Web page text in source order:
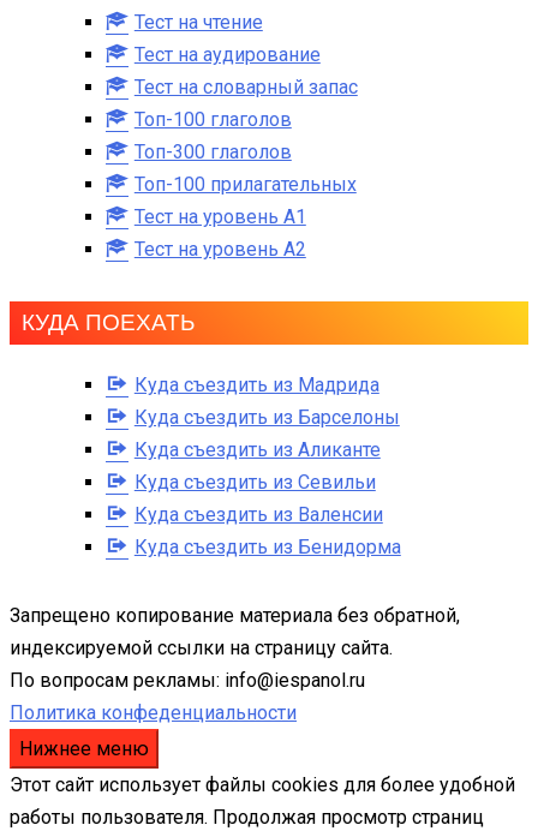
Тест на чтение
Тест на аудирование
Тест на словарный запас
Топ-100 глаголов
Топ-300 глаголов
Топ-100 прилагательных
Тест на уровень A1
Тест на уровень A2
КУДА ПОЕХАТЬ
Куда съездить из Мадрида
Куда съездить из Барселоны
Куда съездить из Аликанте
Куда съездить из Севильи
Куда съездить из Валенсии
Куда съездить из Бенидорма
Запрещено копирование материала без обратной,
индексируемой ссылки на страницу сайта.
По вопросам рекламы: info@iespanol.ru
Политика конфеденциальности
Нижнее меню
Этот сайт использует файлы cookies для более удобной
работы пользователя. Продолжая просмотр страниц